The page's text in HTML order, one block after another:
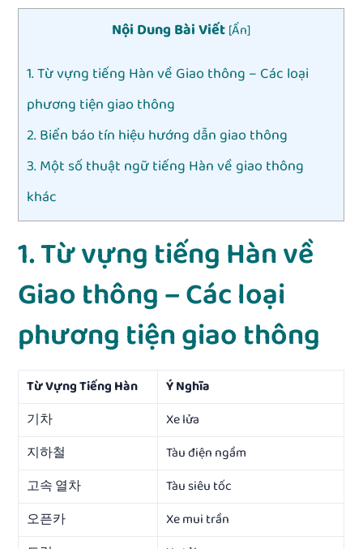
Nội Dung Bài Viết [Ẩn]
1. Từ vựng tiếng Hàn về Giao thông – Các loại
phương tiện giao thông
2. Biển báo tín hiệu hướng dẫn giao thông
3. Một số thuật ngữ tiếng Hàn về giao thông
khác
1. Từ vựng tiếng Hàn về
Giao thông – Các loại
phương tiện giao thông
Từ Vựng Tiếng Hàn
Ý Nghĩa
기차
Xe lửa
지하철
Tàu điện ngầm
고속 열차
Tàu siêu tốc
오픈카
Xe mui trần